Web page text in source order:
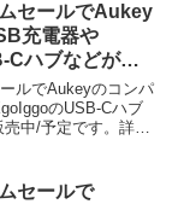
セールでAukey
充電器や
Cハブなどが特
ルでAukeyのコンパ
のUSB-Cハブ
中/予定です。詳細
セールで